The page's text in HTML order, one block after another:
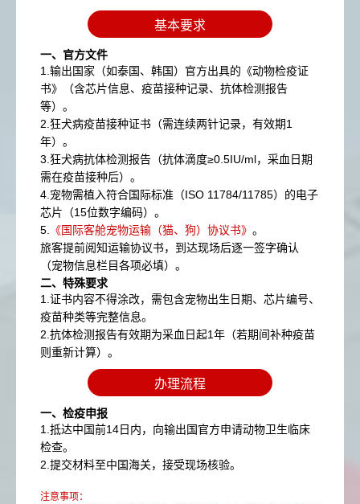
基本要求
一、官方文件​
1.输出国家（如泰国、韩国）官方出具的《动物检疫证
书》（含芯片信息、疫苗接种记录、抗体检测报告
等）。
2.狂犬病疫苗接种证书（需连续两针记录，有效期1
年）。
3.狂犬病抗体检测报告（抗体滴度≥0.5IU/ml，采血日期
需在疫苗接种后）。
4.宠物需植入符合国际标准（ISO 11784/11785）的电子
芯片（15位数字编码）。
5.
《国际客舱宠物运输（猫、狗）协议书》 。
旅客提前阅知运输协议书，到达现场后逐一签字确认
（宠物信息栏目各项必填）。
二、特殊要求​
1.证书内容不得涂改，需包含宠物出生日期、芯片编号、
疫苗种类等完整信息。
2.抗体检测报告有效期为采血日起1年（若期间补种疫苗
则重新计算）。
办理流程
一、检疫申报
1.抵达中国前14日内，向输出国官方申请动物卫生临床
检查。
2.提交材料至中国海关，接受现场核验。
注意事项：